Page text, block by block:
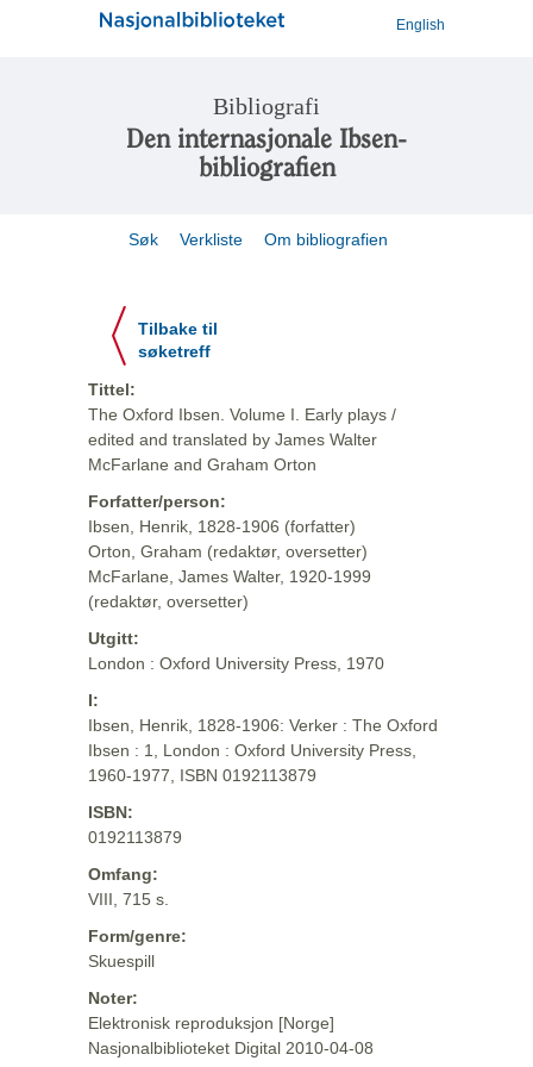
English
Bibliografi
Den internasjonale Ibsen-
bibliografien
Søk Verkliste Om bibliografien
Tilbake til
søketreff
Tittel:
The Oxford Ibsen. Volume I. Early plays /
edited and translated by James Walter
McFarlane and Graham Orton
Forfatter/person:
Ibsen, Henrik, 1828-1906 (forfatter)
Orton, Graham (redaktør, oversetter)
McFarlane, James Walter, 1920-1999
(redaktør, oversetter)
Utgitt:
London : Oxford University Press, 1970
I:
Ibsen, Henrik, 1828-1906: Verker : The Oxford
Ibsen : 1, London : Oxford University Press,
1960-1977, ISBN 0192113879
ISBN:
0192113879
Omfang:
VIII, 715 s.
Form/genre:
Skuespill
Noter:
Elektronisk reproduksjon [Norge]
Nasjonalbiblioteket Digital 2010-04-08